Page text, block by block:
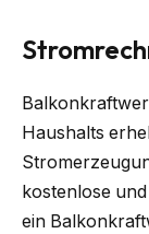
Haushalts
kostenlose
ein